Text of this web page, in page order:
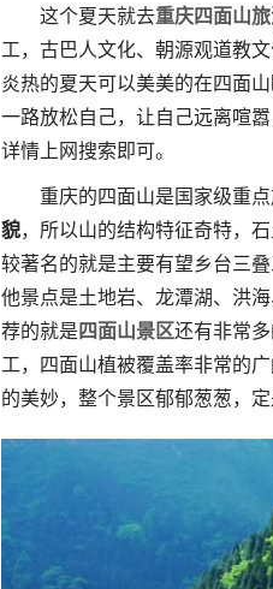
这个夏天就去重庆四面山
工，古巴人文化、朝源观道教
炎热的夏天可以美美的在四面
一路放松自己，让自己远离喧
详情上网搜索即可。
重庆的四面山是国家级重
貌，所以山的结构特征奇特，
较著名的就是主要有望乡台三
他景点是土地岩、龙潭湖、洪
荐的就是四面山景区还有非常
工，四面山植被覆盖率非常的
的美妙，整个景区郁郁葱葱，定